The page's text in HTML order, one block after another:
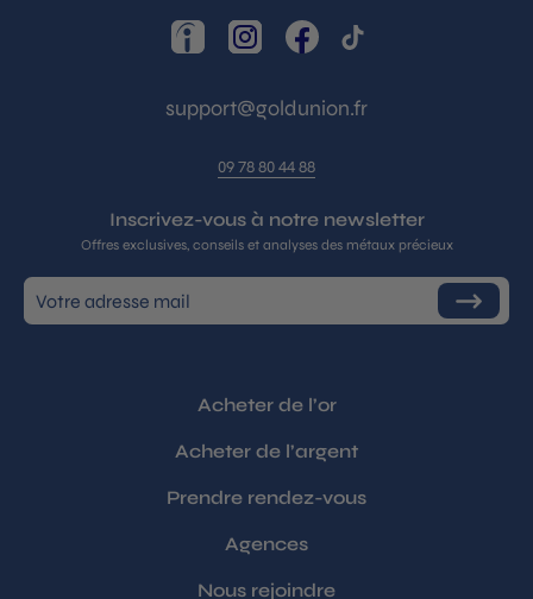
LinkedIn InstagramFacebookTikTok
support@goldunion.fr
09 78 80 44 88
Inscrivez-vous à notre newsletter
Offres exclusives, conseils et analyses des métaux précieux
Inscrivez-
vous
S'inscrire
Acheter de l’or
Acheter de l’argent
Prendre rendez-vous
Agences
Nous rejoindre